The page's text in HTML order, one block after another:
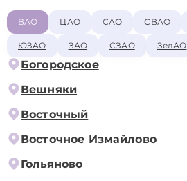
ВАО ЦАО САО СВАО
ЮЗАО ЗАО СЗАО ЗелАО
Богородское
Вешняки
Восточный
Восточное Измайлово
Гольяново